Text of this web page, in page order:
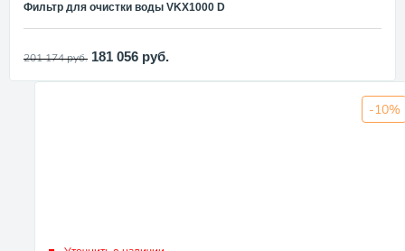
Фильтр для очистки воды VKX1000 D
201 174руб. 181 056 руб.
-10%